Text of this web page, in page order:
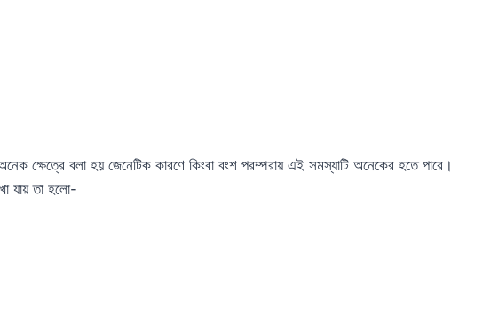
ক্ষেত্রে বলা হয় জেনেটিক কারণে কিংবা বংশ পরম্পরায় এই সমস্যাটি অনেকের হতে পারে।
যায় তা হলো-